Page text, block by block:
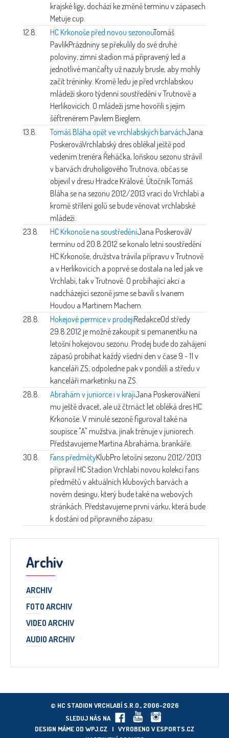
krajské ligy, dochází ke změně termínu v zápasech
Metuje cup.
12.8.
HC Krkonoše před novou sezonouTomáš
PavlíkPrázdniny se překulily do své druhé
poloviny, zimní stadion má připravený led a
jednotlivé mančafty už nazuly brusle, aby mohly
začít tréninky. Kromě ledu je před vrchlabskou
mládeží skoro týdenní soustředění v Trutnově a
Herlikovicích. O mládeži jsme hovořili s jejím
šéftrenérem Pavlem Bieglem.
13.8.
Tomáš Bláha opět ve vrchlabských barváchJana
PoskerováVrchlabský dres oblékal ještě pod
vedením trenéra Řeháčka, loňskou sezonu strávil
v barvách druholigového Trutnova, občas se
objevil v dresu Hradce Králové. Útočník Tomáš
Bláha se na sezonu 2012/2013 vrací do Vrchlabí a
kromě střílení golů se bude věnovat vrchlabské
mládeži.
23.8.
HC Krkonoše na soustředěníJana PoskerováV
termínu od 20.8.2012 se konalo letní soustředění
HC Krkonoše, družstva trávila přípravu v Trutnově
a v Herlikovicích a poprvé se dostala na led jak ve
Vrchlabí, tak v Trutnově. O probíhající akci a
nadcházející sezoně jsme se bavili s Ivanem
Houdou a Martinem Machem.
28.8.
Hokejové permice v prodejiRedakceOd středy
29.8.2012 je možné zakoupit si pemanentku na
letošní hokejovou sezonu. Prodej bude do zahájení
zápasů probíhat každý všední den v čase 9 - 11 v
kanceláři ZS, odpoledne pak v pondělí a středu v
kanceláři marketinku na ZS.
28.8.
Abrahám v juniorce i v krajiJana PoskerováNení
mu ještě dvacet, ale už čtrnáct let obléká dres HC
Krkonoše. V minulé sezoně figuroval také na
soupisce "A" mužstva, jinak trénuje v juniorech.
Představujeme Martina Abraháma, brankáře.
30.8.
Fans předmětyKlubPro letošní sezonu 2012/2013
připravil HC Stadion Vrchlabí novou kolekci fans
předmětů v aktuálních klubových barvách a
novém desingu, který bude také na webových
stránkách. Představujeme první várku, která bude
k dostání od přípravného zápasu.
Archiv
ARCHIV
FOTO ARCHIV
VIDEO ARCHIV
AUDIO ARCHIV
© HC STADION VRCHLABÍ S.R.O., 2006–2026
SLEDUJ NÁS NA
DESIGN MÁME OD WPJ.CZ | VYROBENO VESPORTS.CZ